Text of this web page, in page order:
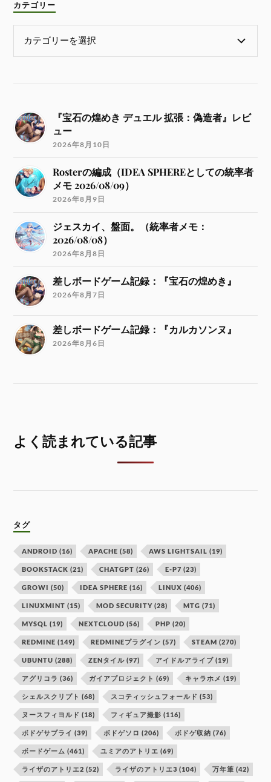
カテゴリー
『宝石の煌めき デュエル 拡張：偽造者』レビ
ュー
2026年8月10日
Rosterの編成（IDEA SPHEREとしての統率者
メモ 2026/08/09）
2026年8月9日
ジェスカイ、盤面。（統率者メモ：
2026/08/08）
2026年8月8日
差しボードゲーム記録：『宝石の煌めき』
2026年8月7日
差しボードゲーム記録：『カルカソンヌ』
2026年8月6日
よく読まれている記事
タグ
ANDROID (16) APACHE (58) AWS LIGHTSAIL (19)
BOOKSTACK (21) CHATGPT (26) E-P7 (23)
GROWI (50) IDEA SPHERE (16) LINUX (406)
LINUXMINT (15) MOD SECURITY (28) MTG (71)
MYSQL (19) NEXTCLOUD (56) PHP (20)
REDMINE (149) REDMINEプラグイン (57) STEAM (270)
UBUNTU (288) ZENタイル (97) アイドルアライブ (19)
アグリコラ (36) ガイアプロジェクト (69) キャラホメ (19)
シェルスクリプト (68) スコティッシュフォールド (53)
ヌースフィヨルド (18) フィギュア撮影 (116)
ボドゲサプライ (39) ボドゲソロ (206) ボドゲ収納 (76)
ボードゲーム (461) ユミアのアトリエ (69)
ライザのアトリエ2 (52) ライザのアトリエ3 (104) 万年筆 (42)